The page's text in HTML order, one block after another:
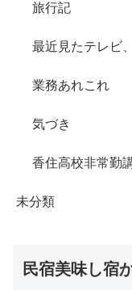
旅行記
最近見たテレビ
業務あれこれ
気づき
香住高校非常勤
未分類
民宿美味し宿